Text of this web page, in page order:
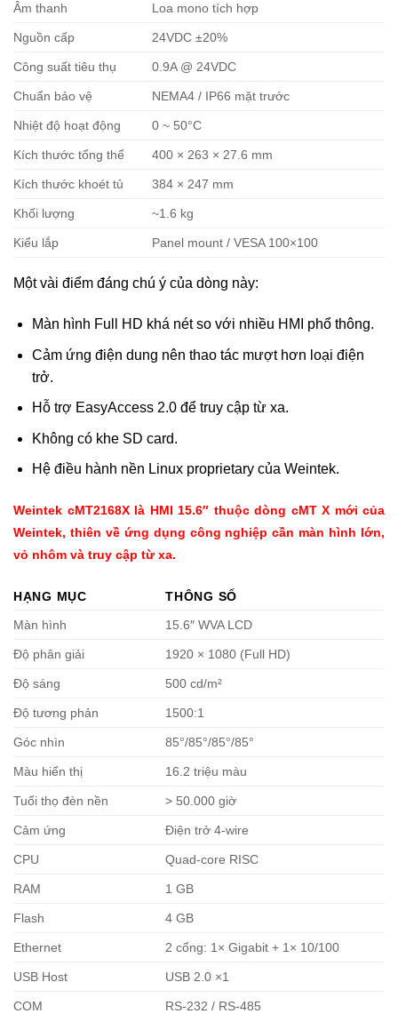
Âm thanh Loa mono tích hợp
Nguồn cấp 24VDC ±20%
Công suất tiêu thụ 0.9A @ 24VDC
Chuẩn bảo vệ NEMA4 / IP66 mặt trước
Nhiệt độ hoạt động 0 ~ 50°C
Kích thước tổng thể 400 × 263 × 27.6 mm
Kích thước khoét tủ 384 × 247 mm
Khối lượng ~1.6 kg
Kiểu lắp Panel mount / VESA 100×100
Một vài điểm đáng chú ý của dòng này:
Màn hình Full HD khá nét so với nhiều HMI phổ thông.
Cảm ứng điện dung nên thao tác mượt hơn loại điện
trở.
Hỗ trợ EasyAccess 2.0 để truy cập từ xa.
Không có khe SD card.
Hệ điều hành nền Linux proprietary của Weintek.
Weintek cMT2168Xlà HMI 15.6″ thuộc dòng cMT X mới của
Weintek, thiên về ứng dụng công nghiệp cần màn hình lớn,
vỏ nhôm và truy cập từ xa.
HẠNG MỤC
THÔNG SỐ
Màn hình
15.6″ WVA LCD
Độ phân giải 1920 × 1080 (Full HD)
Độ sáng 500 cd/m²
Độ tương phản 1500:1
Góc nhìn 85°/85°/85°/85°
Màu hiển thị 16.2 triệu màu
Tuổi thọ đèn nền > 50.000 giờ
Cảm ứng Điện trở 4-wire
CPU Quad-core RISC
RAM 1 GB
Flash 4 GB
Ethernet 2 cổng: 1× Gigabit + 1× 10/100
USB Host USB 2.0 ×1
COM RS-232 / RS-485